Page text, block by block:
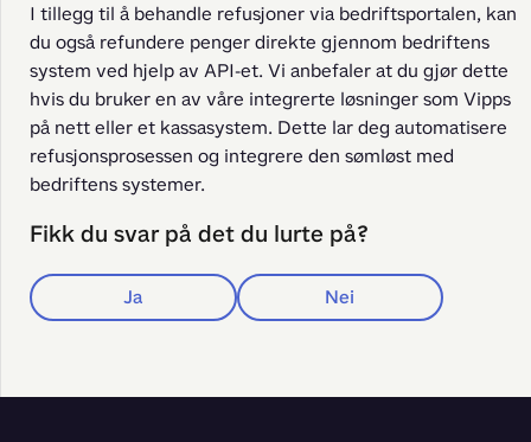
I tillegg til å behandle refusjoner via bedriftsportalen, kan
du også refundere penger direkte gjennom bedriftens
system ved hjelp av API-et. Vi anbefaler at du gjør dette
hvis du bruker en av våre integrerte løsninger som Vipps
på nett eller et kassasystem. Dette lar deg automatisere
refusjonsprosessen og integrere den sømløst med
bedriftens systemer.
Fikk du svar på det du lurte på?
Ja Nei